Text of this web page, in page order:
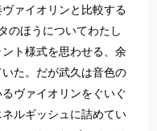
ァイオリンと比較する
のほうについてわたし
ト様式を思わせる、余
た。だが武久は音色の
ヴァイオリンをぐいぐ
ルギッシュに詰めてい